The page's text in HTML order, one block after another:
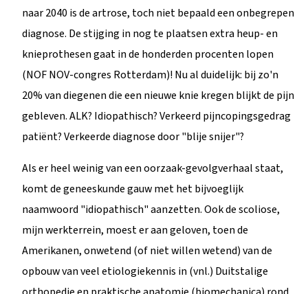
naar 2040 is de artrose, toch niet bepaald een onbegrepen
diagnose. De stijging in nog te plaatsen extra heup- en
knieprothesen gaat in de honderden procenten lopen
(NOF NOV-congres Rotterdam)! Nu al duidelijk: bij zo'n
20% van diegenen die een nieuwe knie kregen blijkt de pijn
gebleven. ALK? Idiopathisch? Verkeerd pijncopingsgedrag
patiënt? Verkeerde diagnose door "blije snijer"?
Als er heel weinig van een oorzaak-gevolgverhaal staat,
komt de geneeskunde gauw met het bijvoeglijk
naamwoord "idiopathisch" aanzetten. Ook de scoliose,
mijn werkterrein, moest er aan geloven, toen de
Amerikanen, onwetend (of niet willen wetend) van de
opbouw van veel etiologiekennis in (vnl.) Duitstalige
orthopedie en praktische anatomie (biomechanica) rond